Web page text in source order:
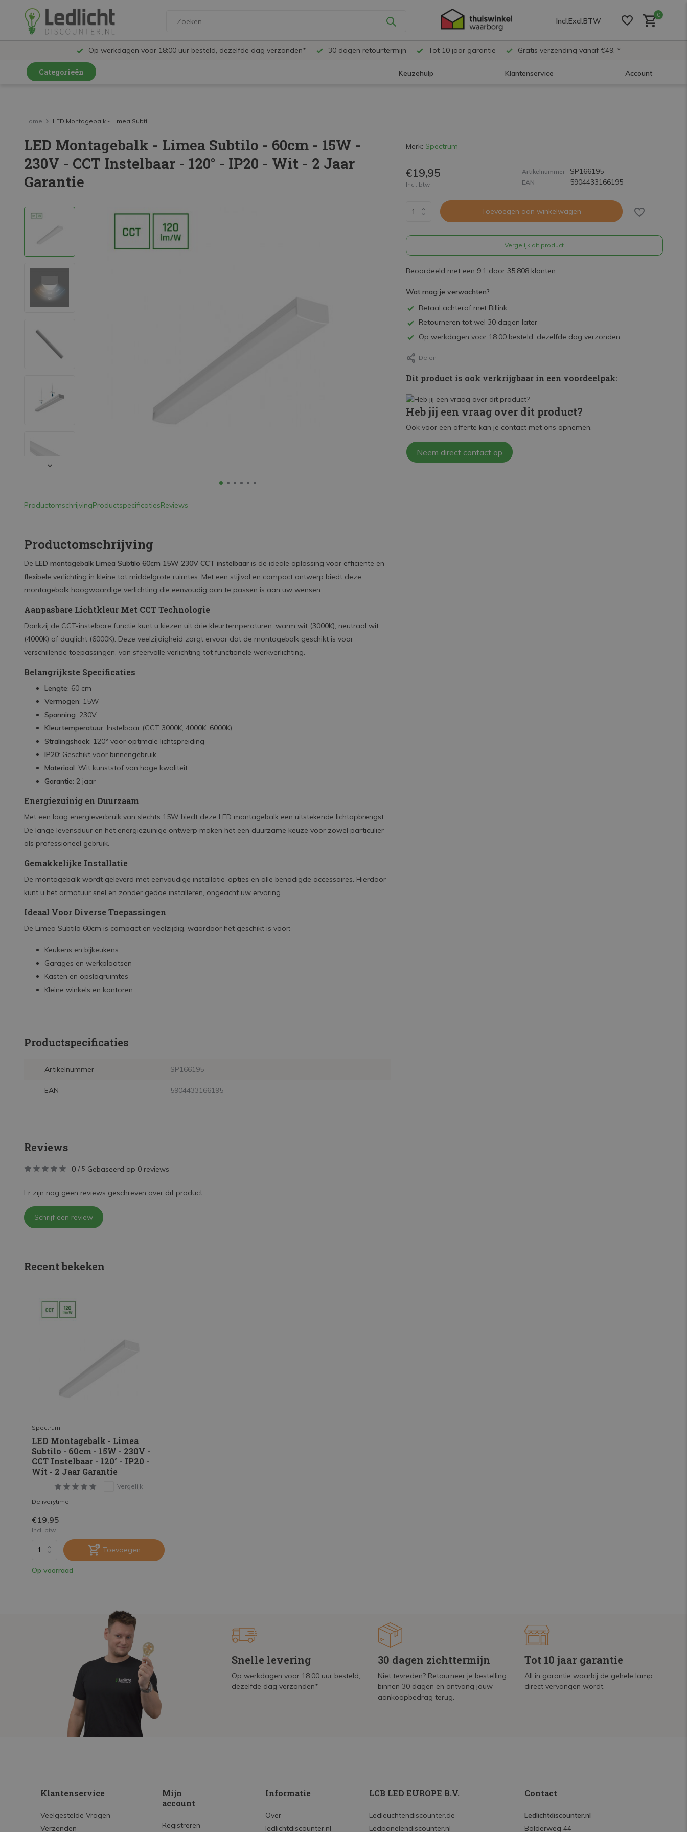
Incl.Excl.BTW
0
Op werkdagen voor 18:00 uur besteld, dezelfde dag verzonden* 30 dagen retourtermijn Tot 10 jaar garantie Gratis verzending vanaf €49,-*
Categorieën Keuzehulp Klantenservice Account
LED Railspots
LED Panelen
LED TL
LED Plafondlampen en Wandlampen
LED High Bay lampen
Decoratieve verlichting
LED Buitenverlichting
LED Noodverlichting
Installatiemateriaal
Verduurzaming
Home LED Montagebalk - Limea Subtil...
LED Montagebalk - Limea Subtilo - 60cm - 15W -
230V - CCT Instelbaar - 120° - IP20 - Wit - 2 Jaar
Garantie
ProductomschrijvingProductspecificatiesReviews
Productomschrijving
De LED montagebalk Limea Subtilo 60cm 15W 230V CCT instelbaar is de ideale oplossing voor efficiënte en
flexibele verlichting in kleine tot middelgrote ruimtes. Met een stijlvol en compact ontwerp biedt deze
montagebalk hoogwaardige verlichting die eenvoudig aan te passen is aan uw wensen.
Aanpasbare Lichtkleur Met CCT Technologie
Dankzij de CCT-instelbare functie kunt u kiezen uit drie kleurtemperaturen: warm wit (3000K), neutraal wit
(4000K) of daglicht (6000K). Deze veelzijdigheid zorgt ervoor dat de montagebalk geschikt is voor
verschillende toepassingen, van sfeervolle verlichting tot functionele werkverlichting.
Belangrijkste Specificaties
Lengte: 60 cm
Vermogen: 15W
Spanning: 230V
Kleurtemperatuur: Instelbaar (CCT 3000K, 4000K, 6000K)
Stralingshoek: 120° voor optimale lichtspreiding
IP20: Geschikt voor binnengebruik
Materiaal: Wit kunststof van hoge kwaliteit
Garantie: 2 jaar
Energiezuinig en Duurzaam
Met een laag energieverbruik van slechts 15W biedt deze LED montagebalk een uitstekende lichtopbrengst.
De lange levensduur en het energiezuinige ontwerp maken het een duurzame keuze voor zowel particulier
als professioneel gebruik.
Gemakkelijke Installatie
De montagebalk wordt geleverd met eenvoudige installatie-opties en alle benodigde accessoires. Hierdoor
kunt u het armatuur snel en zonder gedoe installeren, ongeacht uw ervaring.
Ideaal Voor Diverse Toepassingen
De Limea Subtilo 60cm is compact en veelzijdig, waardoor het geschikt is voor:
Keukens en bijkeukens
Garages en werkplaatsen
Kasten en opslagruimtes
Kleine winkels en kantoren
Productspecificaties
Artikelnummer SP166195
EAN 5904433166195
Merk: Spectrum
€19,95
Incl. btw
Artikelnummer SP166195
EAN 5904433166195
Toevoegen aan winkelwagen
Vergelijk dit product
Beoordeeld met een 9,1 door 35.808 klanten
Wat mag je verwachten?
Betaal achteraf met Billink
Retourneren tot wel 30 dagen later
Op werkdagen voor 18:00 besteld, dezelfde dag verzonden.
Delen
Dit product is ook verkrijgbaar in een voordeelpak:
Heb jij een vraag over dit product?
Ook voor een offerte kan je contact met ons opnemen.
Neem direct contact op
Reviews
0 / 5 Gebaseerd op 0 reviews
Er zijn nog geen reviews geschreven over dit product..
Schrijf een review
Recent bekeken
Spectrum
LED Montagebalk - Limea
Subtilo - 60cm - 15W - 230V -
CCT Instelbaar - 120° - IP20 -
Wit - 2 Jaar Garantie
Vergelijk
Deliverytime
€19,95
Incl. btw
Toevoegen
Op voorraad
Snelle levering
Op werkdagen voor 18:00 uur besteld,
dezelfde dag verzonden*
30 dagen zichttermijn
Niet tevreden? Retourneer je bestelling
binnen 30 dagen en ontvang jouw
aankoopbedrag terug.
Tot 10 jaar garantie
All in garantie waarbij de gehele lamp
direct vervangen wordt.
Klantenservice
Veelgestelde Vragen
Verzenden
Mijn
account
Registreren
Informatie
Over
ledlichtdiscounter.nl
LCB LED EUROPE B.V.
Ledleuchtendiscounter.de
Ledpanelendiscounter.nl
Contact
Ledlichtdiscounter.nl
Bolderweg 44